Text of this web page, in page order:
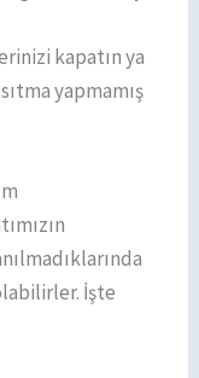
kapatın ya
yapmamış
İşte